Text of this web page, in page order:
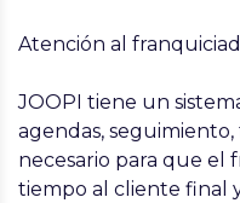
Atención al
JOOPI tiene un
agendas,
necesario para que el
tiempo al cliente final